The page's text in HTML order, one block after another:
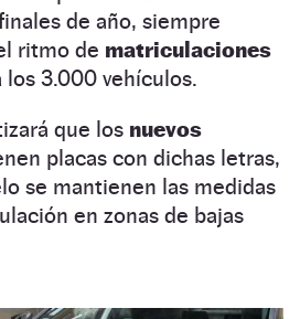
de año, siempre
ritmo de matriculaciones
los 3.000 vehículos.
que los nuevos
placas con dichas letras,
se mantienen las medidas
en zonas de bajas